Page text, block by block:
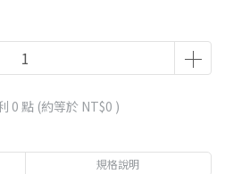
0 點 (約等於 NT$0 )
規格說明